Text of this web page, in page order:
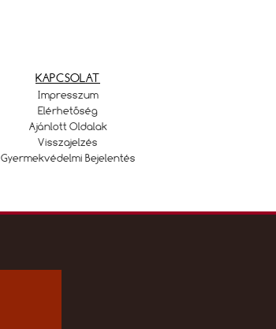
KAPCSOLAT
Impresszum
Elérhetőség
Ajánlott Oldalak
Visszajelzés
Gyermekvédelmi Bejelentés